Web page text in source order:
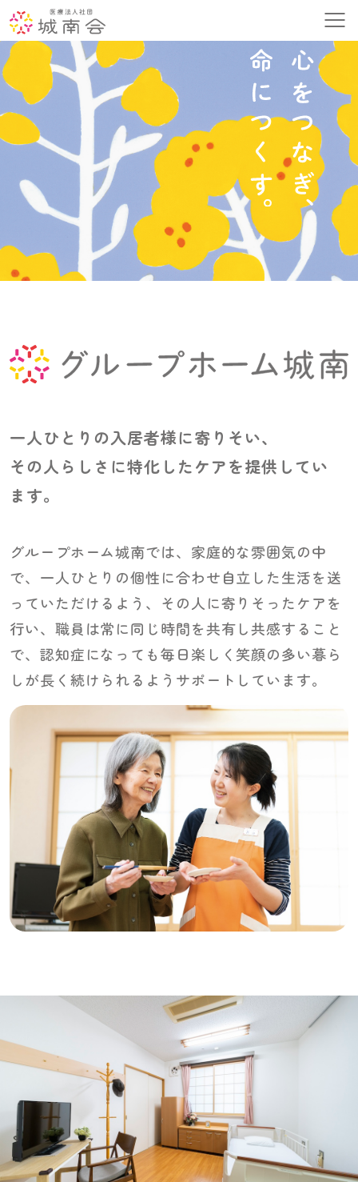
一人ひとりの入居者様に寄りそい、
その人らしさに特化したケアを提供してい
ます。
グループホーム城南では、家庭的な雰囲気の中
で、一人ひとりの個性に合わせ自立した生活を送
っていただけるよう、その人に寄りそったケアを
行い、職員は常に同じ時間を共有し共感すること
で、認知症になっても毎日楽しく笑顔の多い暮ら
しが長く続けられるようサポートしています。